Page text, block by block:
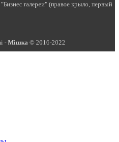
галереи" (правое крыло, первый
- Miшка © 2016-2022